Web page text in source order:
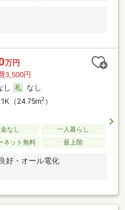
万円
3,500円
し
なし
（24.75m2）
なし
一人暮らし
ネット無料 最上階
好・オール電化